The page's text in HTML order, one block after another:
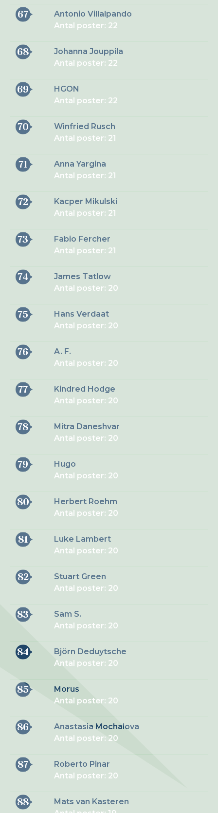
67
Antonio Villalpando
Antal poster: 22
68
Johanna Jouppila
Antal poster: 22
69
HGON
Antal poster: 22
70
Winfried Rusch
Antal poster: 21
71
Anna Yargina
Antal poster: 21
72
Kacper Mikulski
Antal poster: 21
73
Fabio Fercher
Antal poster: 21
74
James Tatlow
Antal poster: 20
75
Hans Verdaat
Antal poster: 20
76
A. F.
Antal poster: 20
77
Kindred Hodge
Antal poster: 20
78
Mitra Daneshvar
Antal poster: 20
79
Hugo
Antal poster: 20
80
Herbert Roehm
Antal poster: 20
81
Luke Lambert
Antal poster: 20
82
Stuart Green
Antal poster: 20
83
Sam S.
Antal poster: 20
84
Björn Deduytsche
Antal poster: 20
85
Morus
Antal poster: 20
86
Anastasia Mochalova
Antal poster: 20
87
Roberto Pinar
Antal poster: 20
88
Mats van Kasteren